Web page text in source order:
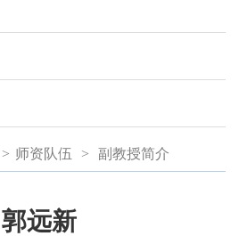
> 师资队伍 > 副教授简介
郭远新